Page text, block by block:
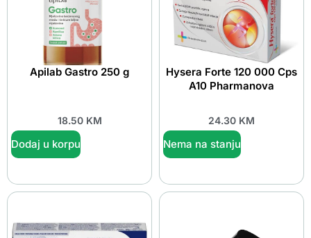
Apilab Gastro 250 g
18.50 KM
Dodaj u korpu
Hysera Forte 120 000 Cps
A10 Pharmanova
24.30 KM
Nema na stanju